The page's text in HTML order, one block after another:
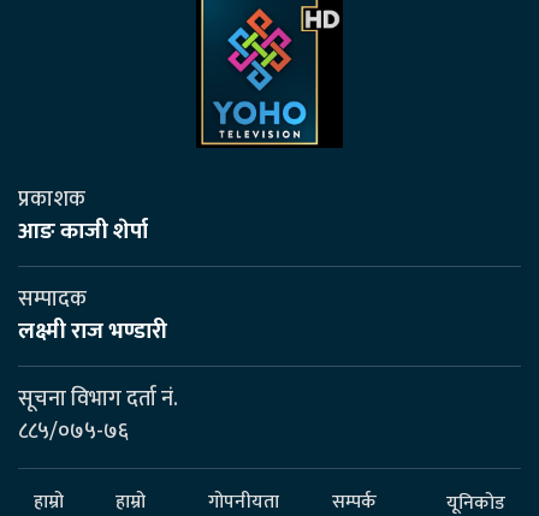
प्रकाशक
आङ काजी शेर्पा
सम्पादक
लक्ष्मी राज भण्डारी
सूचना विभाग दर्ता नं.
८८५/०७५-७६
हाम्रो
हाम्रो
गोपनीयता
सम्पर्क
यूनिकोड